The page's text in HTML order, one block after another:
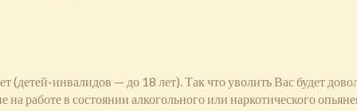
инвалидов — до 18 лет). Так что уволить Вас будет
работе в состоянии алкогольного или наркотического